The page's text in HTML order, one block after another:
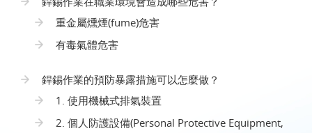
重金屬燻煙(fume)危害
有毒氣體危害
銲錫作業的預防暴露措施可以怎麼做？
1. 使用機械式排氣裝置
2. 個人防護設備(Personal Protective Equipment,